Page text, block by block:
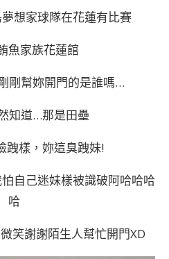
想家球隊在花蓮有比賽
魚家族花蓮館
剛幫妳開門的是誰嗎…
知道…那是田壘
跩樣，妳這臭跩妹!
自己迷妹樣被識破阿哈哈哈
哈
笑謝謝陌生人幫忙開門XD